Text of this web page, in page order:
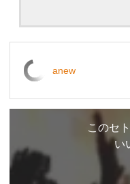
anew
このセ
い